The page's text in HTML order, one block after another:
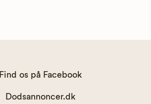
Find os på Facebook
Dodsannoncer.dk